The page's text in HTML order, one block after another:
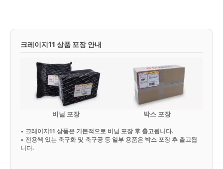
크레이지11 상품 포장 안내
비닐 포장 박스 포장
• 크레이지11 상품은 기본적으로 비닐 포장 후 출고됩니다.
• 전용쌕 있는 축구화 및 축구공 등 일부 용품은 박스 포장 후 출고됩
니다.